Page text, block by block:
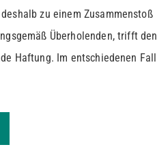
zu einem Zusammenstoß
Überholenden, trifft den
Haftung. Im entschiedenen Fall